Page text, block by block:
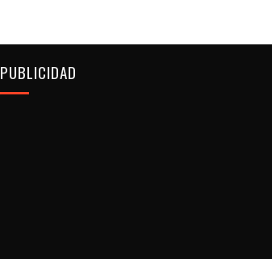
PUBLICIDAD